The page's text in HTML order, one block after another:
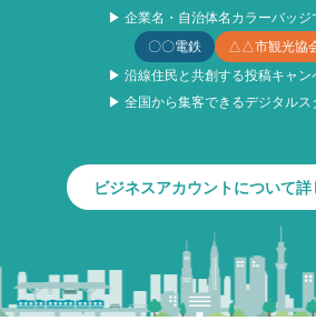
▶ 企業名・自治体名カラーバッジ
〇〇電鉄
△△市観光協
▶ 沿線住民と共創する投稿キャン
▶ 全国から集客できるデジタルス
ビジネスアカウントについて